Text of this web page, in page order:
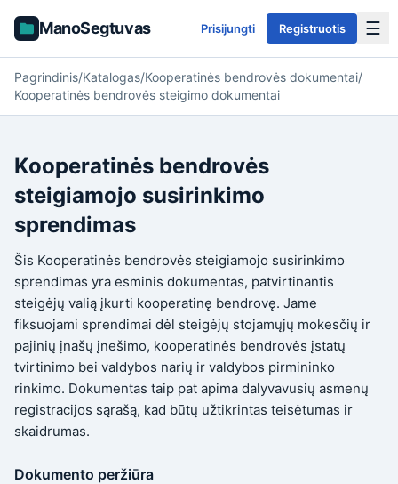
ManoSegtuvas Prisijungti Registruotis ☰
Pagrindinis/Katalogas/Kooperatinės bendrovės dokumentai/
Kooperatinės bendrovės steigimo dokumentai
Kooperatinės bendrovės
steigiamojo susirinkimo
sprendimas
Šis Kooperatinės bendrovės steigiamojo susirinkimo
sprendimas yra esminis dokumentas, patvirtinantis
steigėjų valią įkurti kooperatinę bendrovę. Jame
fiksuojami sprendimai dėl steigėjų stojamųjų mokesčių ir
pajinių įnašų įnešimo, kooperatinės bendrovės įstatų
tvirtinimo bei valdybos narių ir valdybos pirmininko
rinkimo. Dokumentas taip pat apima dalyvavusių asmenų
registracijos sąrašą, kad būtų užtikrintas teisėtumas ir
skaidrumas.
Dokumento peržiūra